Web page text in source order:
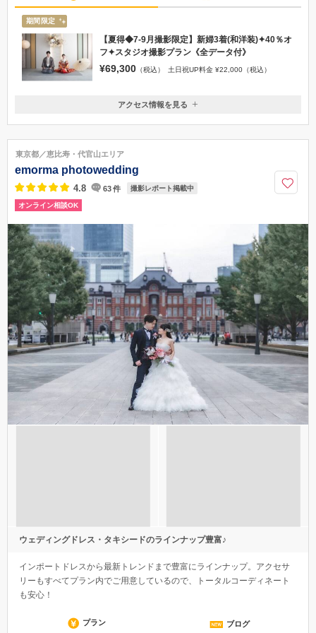
期間限定
【夏得◆7-9月撮影限定】新婦3着(和洋装)✦40％オ
フ✦スタジオ撮影プラン《全データ付》
¥69,300 （税込） 土日祝UP料金 ¥22,000（税込）
東京都港区海岸1-11-1ニューピア竹芝ノースタワー3F (ルミアモーレ内）
門駅B2出口より徒歩7分、東京臨海新交通ゆりかもめ竹芝駅より徒歩2分
050-1702-1362
アクセス情報を見る
東京都／恵比寿・代官山エリア
emorma photowedding
4.8 63件 撮影レポート掲載中
オンライン相談OK
ウェディングドレス・タキシードのラインナップ豊富♪
インポートドレスから最新トレンドまで豊富にラインナップ。アクセサ
リーもすべてプラン内でご用意しているので、トータルコーディネート
も安心！
プラン ブログ